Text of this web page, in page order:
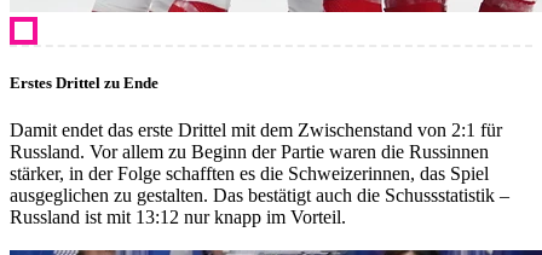
Erstes Drittel zu Ende
Damit endet das erste Drittel mit dem Zwischenstand von 2:1 für
Russland. Vor allem zu Beginn der Partie waren die Russinnen
stärker, in der Folge schafften es die Schweizerinnen, das Spiel
ausgeglichen zu gestalten. Das bestätigt auch die Schussstatistik –
Russland ist mit 13:12 nur knapp im Vorteil.